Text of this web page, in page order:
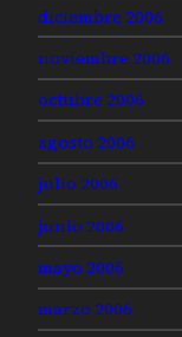
diciembre 2006
noviembre 2006
octubre 2006
agosto 2006
julio 2006
junio 2006
mayo 2006
marzo 2006